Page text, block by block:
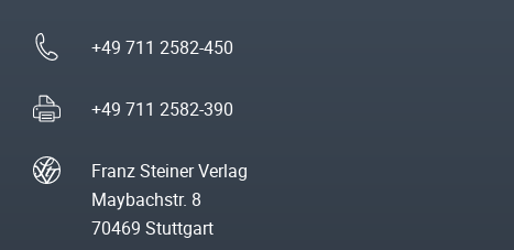
+49 711 2582-450
+49 711 2582-390
Franz Steiner Verlag
Maybachstr. 8
70469 Stuttgart